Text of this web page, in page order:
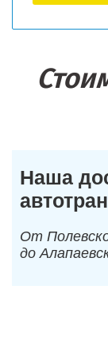
Наша
От
до